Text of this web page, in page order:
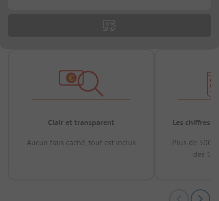
Clair et transparent
Aucun frais caché, tout est inclus
Les chiffres
Plus de
des 12